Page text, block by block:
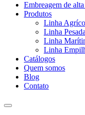
Embreagem de
Produtos
Linha
Linha Pesada
Linha
Linha
Catálogos
Quem somos
Blog
Contato